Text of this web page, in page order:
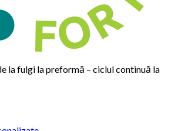
la fulgi la preformă – ciclul continuă la